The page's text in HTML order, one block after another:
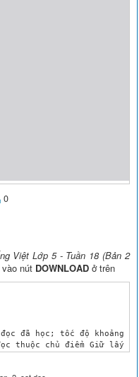
0
Việt Lớp 5 - Tuần 18 (Bản 2
nút DOWNLOAD ở trên
đã học; tốc độ khoảng
thuộc chủ điểm Giữ lấy
đọc theo yêu cầu của
bài văn ; nhận biết được